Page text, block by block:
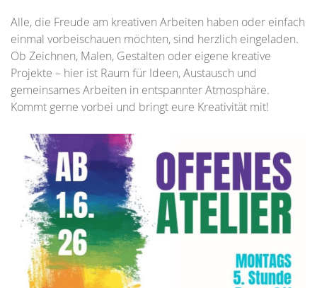
Alle, die Freude am kreativen Arbeiten haben oder einfach
einmal vorbeischauen möchten, sind herzlich eingeladen.
Ob Zeichnen, Malen, Gestalten oder eigene kreative
Projekte – hier ist Raum für Ideen, Austausch und
gemeinsames Arbeiten in entspannter Atmosphäre.
Kommt gerne vorbei und bringt eure Kreativität mit!